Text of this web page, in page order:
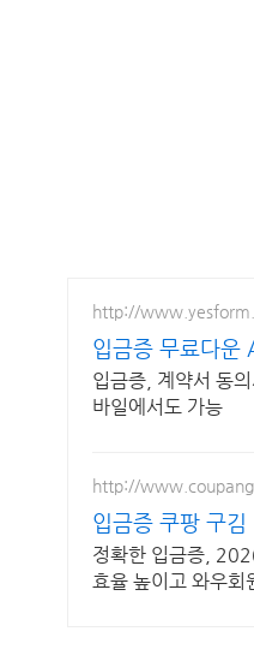
http://
입금증 무료다운
입금증, 계약서 동
바일에서도 가능
http://
입금증 쿠팡 구
정확한 입금증,
효율 높이고 와우회